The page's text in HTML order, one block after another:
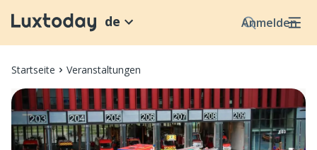
Anmelden
de
Startseite Veranstaltungen